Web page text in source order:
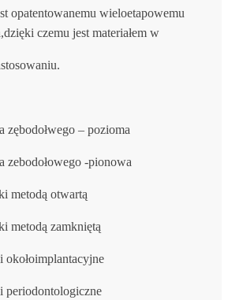
opatentowanemu wieloetapowemu
czemu jest materiałem w
zębodołwego – pozioma
zebodołowego -pionowa
metodą otwartą
metodą zamkniętą
okołoimplantacyjne
periodontologiczne